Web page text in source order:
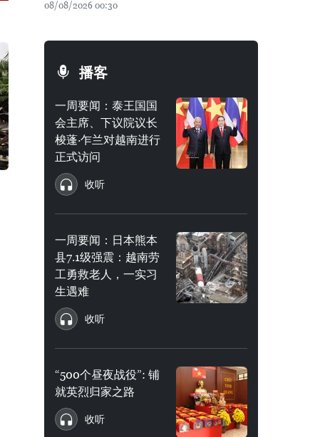
08/08/2026 00:30
播客
一周要闻：泰王国国
会主席、下议院议长
梭蓬·乍兰对越南进行
正式访问
收听
一周要闻：日本熊本
县7.1级强震：越南劳
工勇救老人，一实习
生遇难
收听
“500个昼夜战役”: 铺
就英烈归家之路
收听